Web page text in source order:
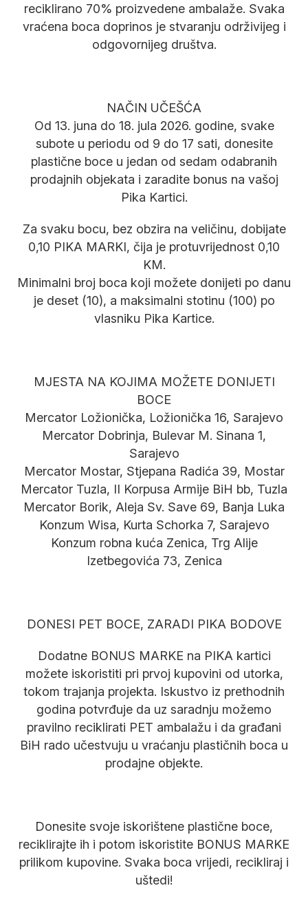
reciklirano 70% proizvedene ambalaže. Svaka
vraćena boca doprinos je stvaranju održivijeg i
odgovornijeg društva.
NAČIN UČEŠĆA
Od 13. juna do 18. jula 2026. godine, svake
subote u periodu od 9 do 17 sati, donesite
plastične boce u jedan od sedam odabranih
prodajnih objekata i zaradite bonus na vašoj
Pika Kartici.
Za svaku bocu, bez obzira na veličinu, dobijate
0,10 PIKA MARKI, čija je protuvrijednost 0,10
KM.
Minimalni broj boca koji možete donijeti po danu
je deset (10), a maksimalni stotinu (100) po
vlasniku Pika Kartice.
MJESTA NA KOJIMA MOŽETE DONIJETI
BOCE
Mercator Ložionička, Ložionička 16, Sarajevo
Mercator Dobrinja, Bulevar M. Sinana 1,
Sarajevo
Mercator Mostar, Stjepana Radića 39, Mostar
Mercator Tuzla, II Korpusa Armije BiH bb, Tuzla
Mercator Borik, Aleja Sv. Save 69, Banja Luka
Konzum Wisa, Kurta Schorka 7, Sarajevo
Konzum robna kuća Zenica, Trg Alije
Izetbegovića 73, Zenica
DONESI PET BOCE, ZARADI PIKA BODOVE
Dodatne BONUS MARKE na PIKA kartici
možete iskoristiti pri prvoj kupovini od utorka,
tokom trajanja projekta. Iskustvo iz prethodnih
godina potvrđuje da uz saradnju možemo
pravilno reciklirati PET ambalažu i da građani
BiH rado učestvuju u vraćanju plastičnih boca u
prodajne objekte.
Donesite svoje iskorištene plastične boce,
reciklirajte ih i potom iskoristite BONUS MARKE
prilikom kupovine. Svaka boca vrijedi, recikliraj i
uštedi!